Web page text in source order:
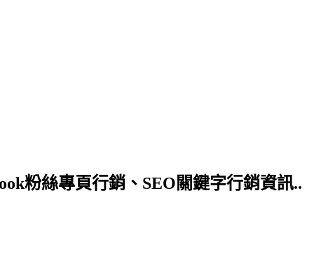
粉絲專頁行銷、SEO關鍵字行銷資訊..